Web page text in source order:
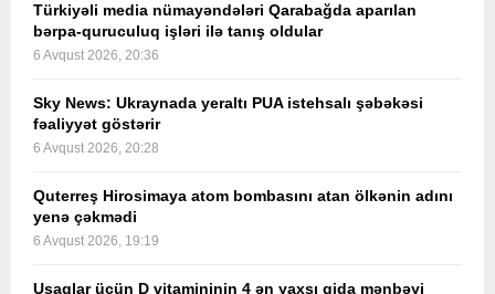
Türkiyəli media nümayəndələri Qarabağda aparılan
bərpa-quruculuq işləri ilə tanış oldular
6 Avqust 2026, 20:36
Sky News: Ukraynada yeraltı PUA istehsalı şəbəkəsi
fəaliyyət göstərir
6 Avqust 2026, 20:28
Quterreş Hirosimaya atom bombasını atan ölkənin adını
yenə çəkmədi
6 Avqust 2026, 19:19
Uşaqlar üçün D vitamininin 4 ən yaxşı qida mənbəyi